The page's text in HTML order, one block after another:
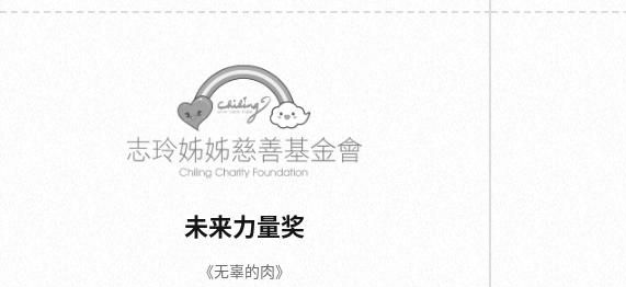
未来力量奖
《无辜的肉》